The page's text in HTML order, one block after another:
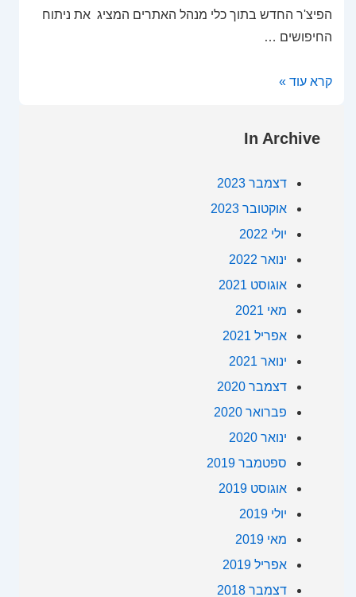
הפיצ'ר החדש בתוך כלי מנהל האתרים המציג את ניתוח
החיפושים …
טיפים
#1:
האתרים
בשירות
קרא עוד »
In Archive
דצמבר 2023
אוקטובר 2023
יולי 2022
ינואר 2022
אוגוסט 2021
מאי 2021
אפריל 2021
ינואר 2021
דצמבר 2020
פברואר 2020
ינואר 2020
ספטמבר 2019
אוגוסט 2019
יולי 2019
מאי 2019
אפריל 2019
דצמבר 2018